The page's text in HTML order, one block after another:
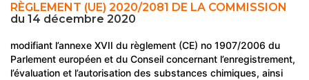
RÈGLEMENT (UE) 2020/2081 DE LA COMMISSION
du 14 décembre 2020
modifiant l’annexe XVII du règlement (CE) no 1907/2006 du
Parlement européen et du Conseil concernant l’enregistrement,
l’évaluation et l’autorisation des substances chimiques, ainsi